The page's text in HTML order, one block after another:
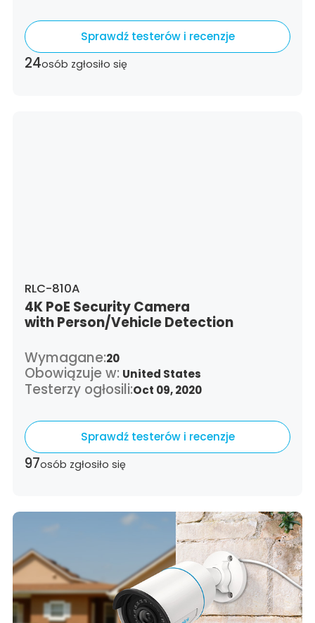
Sprawdź testerów i recenzje
24osób zgłosiło się
RLC-810A
4K PoE Security Camera
with Person/Vehicle Detection
Wymagane:20
Obowiązuje w: United States
Testerzy ogłosili:Oct 09, 2020
Sprawdź testerów i recenzje
97osób zgłosiło się